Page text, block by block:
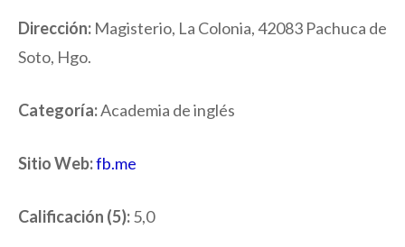
Dirección: Magisterio, La Colonia, 42083 Pachuca de
Soto, Hgo.
Categoría:Academia de inglés
Sitio Web:fb.me
Calificación (5):5,0